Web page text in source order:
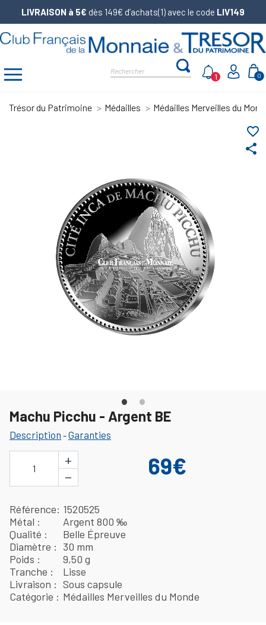
LIVRAISON à 5€ dès 149€ d’achats(1) avec le code LIV149
0
1
Trésor du Patrimoine Médailles Médailles Merveilles du
share
favorite_border
Machu Picchu - Argent BE
Description -Garanties
1
+
−
69€
Référence 1520525
Métal
Argent 800 ‰
Qualité
Belle Épreuve
Diamètre
30 mm
Poids
9,50 g
Tranche
Lisse
Livraison
Sous capsule
Catégorie
Médailles Merveilles du Monde